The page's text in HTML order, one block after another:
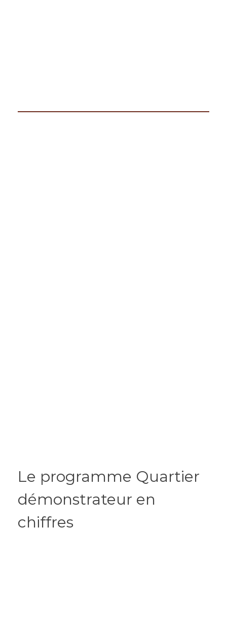
Le programme Quartier
démonstrateur en
chiffres